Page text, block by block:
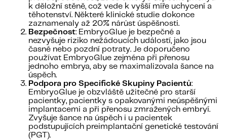
k děložní stěně, což vede k vyšší míře uchycení a
těhotenství. Některé klinické studie dokonce
zaznamenaly až 20% nárůst úspěšnosti.
Bezpečnost: EmbryoGlue je bezpečné a
nezvyšuje riziko nežádoucích událostí, jako jsou
časné nebo pozdní potraty. Je doporučeno
používat EmbryoGlue zejména při přenosu
jednoho embrya, aby se maximalizovala šance na
úspěch.
Podpora pro Specifické Skupiny Pacientů:
EmbryoGlue je obzvláště užitečné pro starší
pacientky, pacientky s opakovanými neúspěšnými
implantacemi a při přenosu zmražených embryí.
Zvyšuje šance na úspěch i u pacientek
podstupujících preimplantační genetické testování
(PGT).